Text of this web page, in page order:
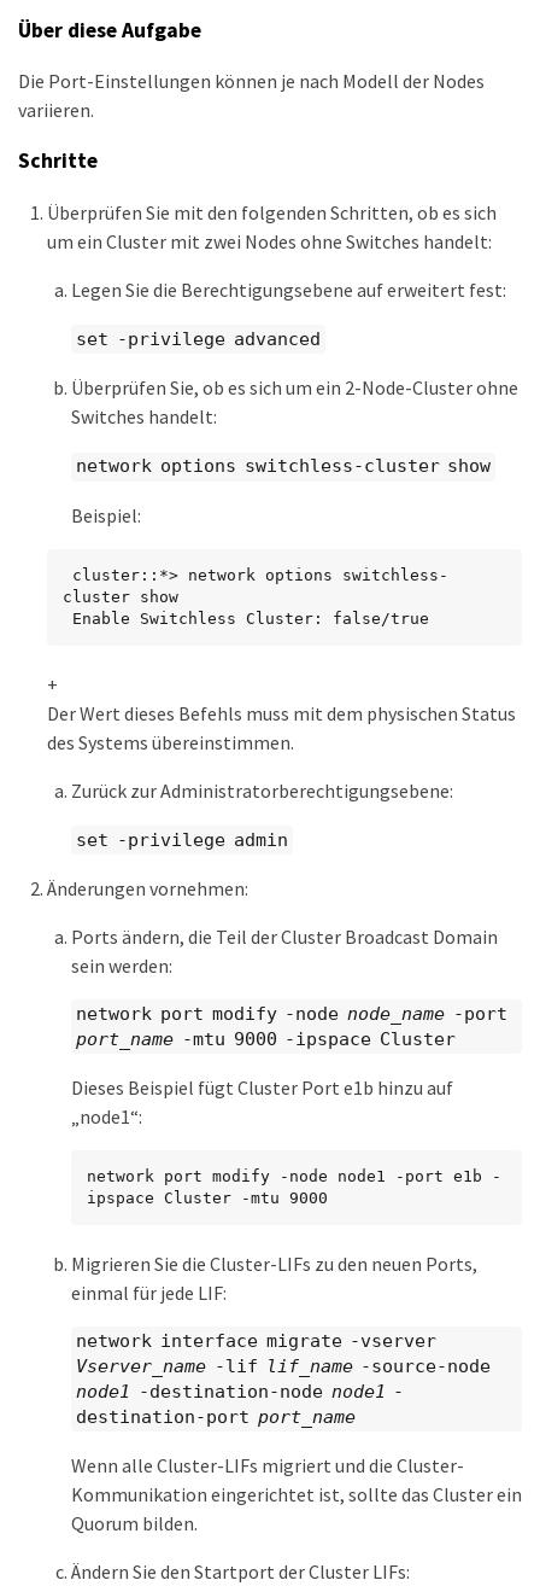
Über diese Aufgabe
Die Port-Einstellungen können je nach Modell der Nodes
variieren.
Schritte
Überprüfen Sie mit den folgenden Schritten, ob es sich
um ein Cluster mit zwei Nodes ohne Switches handelt:
Legen Sie die Berechtigungsebene auf erweitert fest:
set -privilege advanced
Überprüfen Sie, ob es sich um ein 2-Node-Cluster ohne
Switches handelt:
network options switchless-cluster show
Beispiel:
cluster show
Enable Switchless Cluster: false/true
+
Der Wert dieses Befehls muss mit dem physischen Status
des Systems übereinstimmen.
Zurück zur Administratorberechtigungsebene:
set -privilege admin
Änderungen vornehmen:
Ports ändern, die Teil der Cluster Broadcast Domain
sein werden:
network port modify -node node_name -port
port_name -mtu 9000 -ipspace Cluster
Dieses Beispiel fügt Cluster Port e1b hinzu auf
„node1“:
network port modify -node node1 -port e1b -
ipspace Cluster -mtu 9000
Migrieren Sie die Cluster-LIFs zu den neuen Ports,
einmal für jede LIF:
network interface migrate -vserver
Vserver_name -lif lif_name-source-node
node1
-destination-node node1 -
destination-port port_name
Wenn alle Cluster-LIFs migriert und die Cluster-
Kommunikation eingerichtet ist, sollte das Cluster ein
Quorum bilden.
Ändern Sie den Startport der Cluster LIFs: